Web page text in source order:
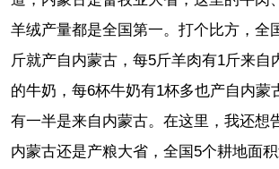
羊绒产量都是全国第一。打个比方，全
斤就产自内蒙古，每5斤羊肉有1斤来自
的牛奶，每6杯牛奶有1杯多也产自内蒙
有一半是来自内蒙古。在这里，我还想
内蒙古还是产粮大省，全国5个耕地面